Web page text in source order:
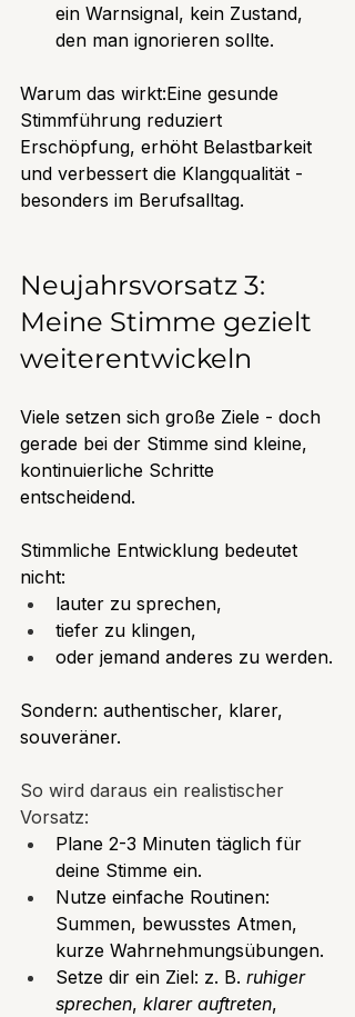
ein Warnsignal, kein Zustand,
den man ignorieren sollte.
Warum das wirkt:Eine gesunde
Stimmführung reduziert
Erschöpfung, erhöht Belastbarkeit
und verbessert die Klangqualität -
besonders im Berufsalltag.
Neujahrsvorsatz 3:
Meine Stimme gezielt
weiterentwickeln
Viele setzen sich große Ziele - doch
gerade bei der Stimme sind kleine,
kontinuierliche Schritte
entscheidend.
Stimmliche Entwicklung bedeutet
nicht:
lauter zu sprechen,
tiefer zu klingen,
oder jemand anderes zu werden.
Sondern: authentischer, klarer,
souveräner.
So wird daraus ein realistischer
Vorsatz:
Plane 2-3 Minuten täglich für
deine Stimme ein.
Nutze einfache Routinen:
Summen, bewusstes Atmen,
kurze Wahrnehmungsübungen.
Setze dir ein Ziel: z. B. ruhiger
sprechen, klarer auftreten,